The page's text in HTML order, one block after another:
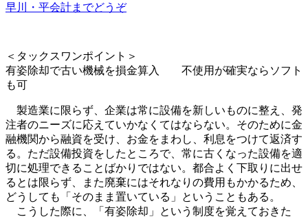
早川・平会計までどうぞ
＜タックスワンポイント＞
有姿除却で古い機械を損金算入 不使用が確実ならソフト
も可
製造業に限らず、企業は常に設備を新しいものに整え、発
注者のニーズに応えていかなくてはならない。そのために金
融機関から融資を受け、お金をまわし、利息をつけて返済す
る。ただ設備投資をしたところで、常に古くなった設備を適
切に処理できることばかりではない。都合よく下取りに出せ
るとは限らず、また廃棄にはそれなりの費用もかかるため、
どうしても「そのまま置いている」ということもある。
こうした際に、「有姿除却」という制度を覚えておきた